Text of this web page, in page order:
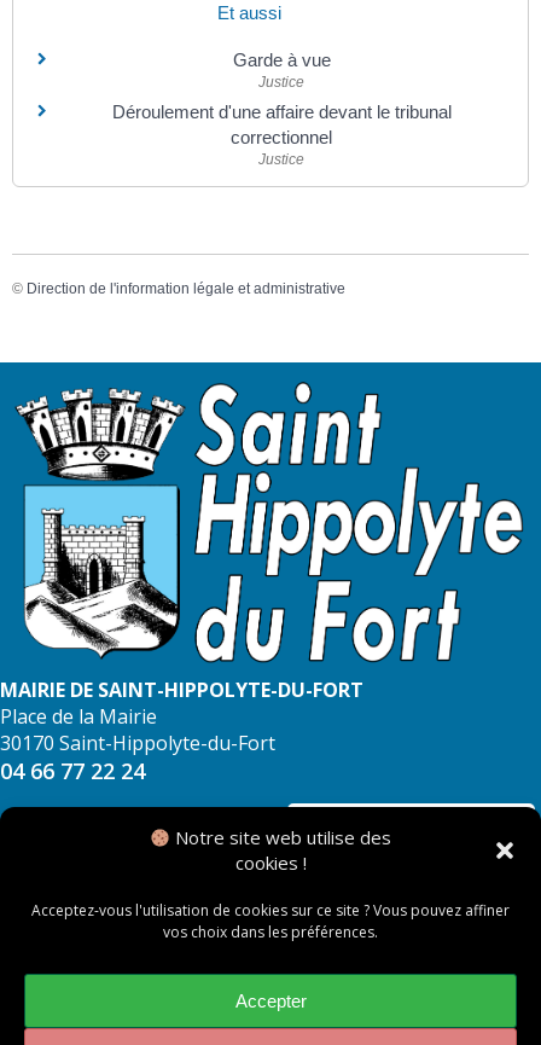
Notre site web utilise des
cookies !
Acceptez-vous l'utilisation de cookies sur ce site ? Vous pouvez affiner
vos choix dans les préférences.
Accepter
Et aussi
Garde à vue
Justice
Déroulement d'une affaire devant le tribunal
correctionnel
Justice
© Direction de l'information légale et administrative
MAIRIE DE SAINT-HIPPOLYTE-DU-FORT
Place de la Mairie
30170 Saint-Hippolyte-du-Fort
04 66 77 22 24
NOUS CONTACTER
Mentions légales
Politique des cookies